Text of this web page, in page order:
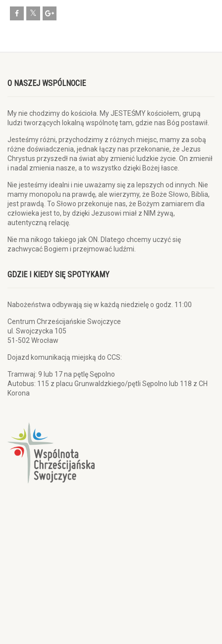
O NASZEJ WSPÓLNOCIE
My nie chodzimy do kościoła. My JESTEŚMY kościołem, grupą
ludzi tworzących lokalną wspólnotę tam, gdzie nas Bóg postawił.
Jesteśmy różni, przychodzimy z różnych miejsc, mamy za sobą
różne doświadczenia, jednak łączy nas przekonanie, że Jezus
Chrystus przyszedł na świat aby zmienić ludzkie życie. On zmienił
i nadal zmienia nasze, a to wszystko dzięki Bożej łasce.
Nie jesteśmy idealni i nie uważamy się za lepszych od innych. Nie
mamy monopolu na prawdę, ale wierzymy, że Boże Słowo, Biblia,
jest prawdą. To Słowo przekonuje nas, że Bożym zamiarem dla
człowieka jest to, by dzięki Jezusowi miał z NIM żywą,
autentyczną relację.
Nie ma nikogo takiego jak ON. Dlatego chcemy uczyć się
zachwycać Bogiem i przejmować ludźmi.
GDZIE I KIEDY SIĘ SPOTYKAMY
Nabożeństwa odbywają się w każdą niedzielę o godz. 11:00
Centrum Chrześcijańskie Swojczyce
ul. Swojczycka 105
51-502 Wrocław
Dojazd komunikacją miejską do CCS:
Tramwaj: 9 lub 17 na pętlę Sępolno
Autobus: 115 z placu Grunwaldzkiego/pętli Sępolno lub 118 z CH
Korona